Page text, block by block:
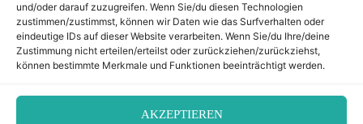
und/oder darauf zuzugreifen. Wenn Sie/du diesen Technologien
zustimmen/zustimmst, können wir Daten wie das Surfverhalten oder
eindeutige IDs auf dieser Website verarbeiten. Wenn Sie/du Ihre/deine
Zustimmung nicht erteilen/erteilst oder zurückziehen/zurückziehst,
können bestimmte Merkmale und Funktionen beeinträchtigt werden.
AKZEPTIEREN
FOLLOW ME